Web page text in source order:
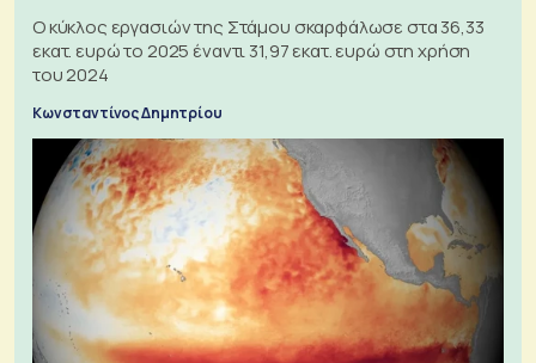
Ο κύκλος εργασιών της Στάμου σκαρφάλωσε στα 36,33
εκατ. ευρώ το 2025 έναντι 31,97 εκατ. ευρώ στη χρήση
του 2024
Κωνσταντίνος Δημητρίου